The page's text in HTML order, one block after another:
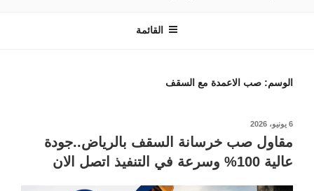
القائمة
الوسم: صب الاعمدة مع السقف
نُشر
6 يونيو، 2026
مقاول صب خرسانة السقف بالرياض..جودة
عالية 100% وسرعة في التنفيذ اتصل الان